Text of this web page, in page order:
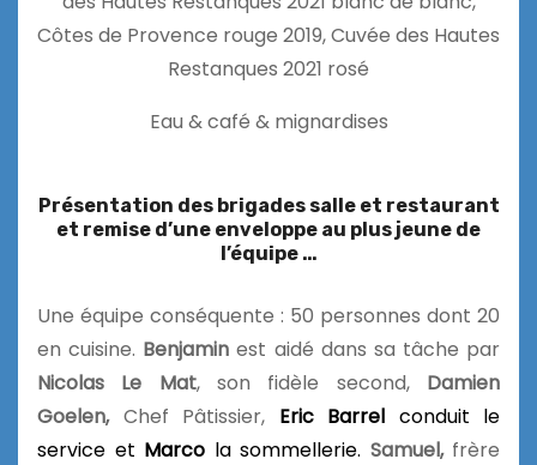
Côtes de Provence rouge 2019, Cuvée des Hautes
Restanques 2021 rosé
Eau & café & mignardises
Présentation des brigades salle et restaurant
et remise d’une enveloppe au plus jeune de
l’équipe …
Une équipe conséquente : 50 personnes dont 20
en cuisine. Benjaminest aidé dans sa tâche par
Nicolas Le Mat, son fidèle second, Damien
Goelen, Chef Pâtissier, Eric Barrel conduit le
service et Marco la sommellerie. Samuel,frère